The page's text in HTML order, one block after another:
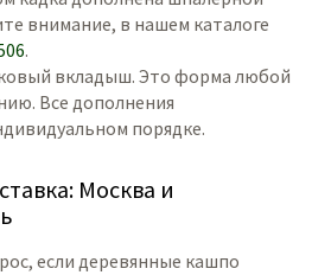
внимание, в нашем каталоге
.
вкладыш. Это форма любой
Все дополнения
порядке.
Москва и
если деревянные кашпо